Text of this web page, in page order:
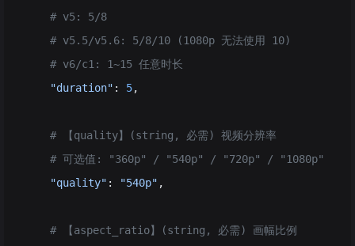
    # v5: 5/8
    # v5.5/v5.6: 5/8/10 (1080p 无法使用 10)
    # v6/c1: 1~15 任意时长
    "duration"
: 5,
    # 【quality】(string, 必需) 视频分辨率
    # 可选值: "360p" / "540p" / "720p" / "1080p"
    "quality"
: "540p" ,
    # 【aspect_ratio】(string, 必需) 画幅比例